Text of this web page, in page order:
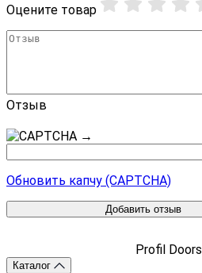
Оцените товар
Отзыв
→
Обновить капчу (CAPTCHA)
Profil Doors
Каталог